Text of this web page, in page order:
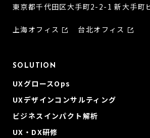
東京都千代田区大手町2-2-1 新大手町
上海オフィス 台北オフィス
SOLUTION
UXグロースOps
UXデザインコンサルティング
ビジネスインパクト解析
UX・DX研修